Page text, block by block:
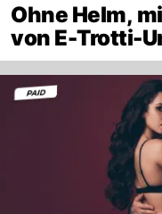
Ohne Helm,
von E-Trotti-